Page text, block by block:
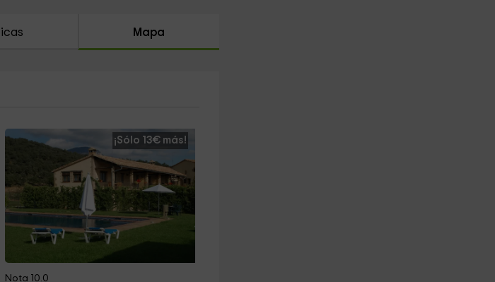
Mapa
¡Sólo 13€ más!
Nota 10.0